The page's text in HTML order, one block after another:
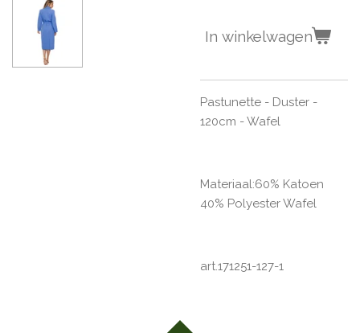
In winkelwagen
Pastunette - Duster -
120cm - Wafel
Materiaal:60% Katoen
40% Polyester Wafel
art.171251-127-1